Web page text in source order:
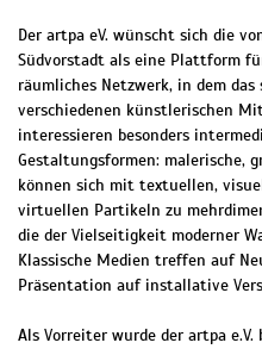
Der artpa eV. wünscht sich die
Südvorstadt als eine Plattform
räumliches Netzwerk, in dem
verschiedenen künstlerischen
interessieren besonders
Gestaltungsformen: malerische,
können sich mit textuellen,
virtuellen Partikeln zu
die der Vielseitigkeit moderner
Klassische Medien treffen auf
Präsentation auf installative
Als Vorreiter wurde der artpa